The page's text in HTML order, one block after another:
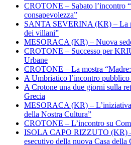
CROTONE – Sabato l’incontro
consapevolezza”
SANTA SEVERINA (KR) – La
dei villani”
MESORACA (KR) – Nuova
CROTONE – Successo per
Urbane
CROTONE – La mostra
A Umbriatico l’incontro
A Crotone una due giorni sulla
Grecia
MESORACA (KR) –
della Nostra Cultura”
CROTONE – L’incontro su
ISOLA CAPO RIZZUTO (KR)
esecutivo della nuova Casa della